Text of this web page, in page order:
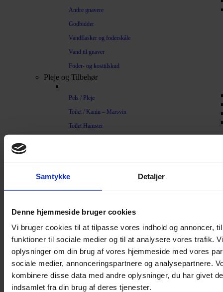
Samtykke Detaljer
Denne hjemmeside bruger cookies
Vi bruger cookies til at tilpasse vores indhold og annoncer,
funktioner til sociale medier og til at analysere vores trafik.
oplysninger om din brug af vores hjemmeside med vores
sociale medier, annonceringspartnere og analysepartnere.
kombinere disse data med andre oplysninger, du har givet
indsamlet fra din brug af deres tjenester.
Andre gnavere
Godbidder
Vandflasker og foderskåle
Vand til gnaver
Foder- og kosttilskud
Pleje og Tilbehør
Pels / Pleje
Toilet / Kanin – Marsvin
Toilet Hamster
Bure
Kaninbur
Rottebur
Marsvinebur
Løbegård
Overdækning løbegård
Indretning til bure